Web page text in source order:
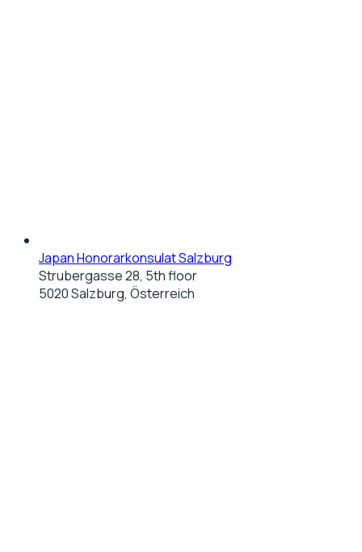
Japan Honorarkonsulat Salzburg
Strubergasse 28, 5th floor
5020 Salzburg, Österreich